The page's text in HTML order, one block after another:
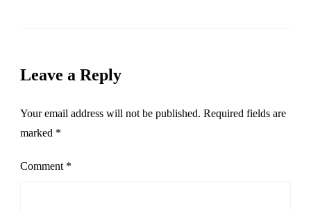
Leave a Reply
Your email address will not be published. Required fields are
marked *
Comment *